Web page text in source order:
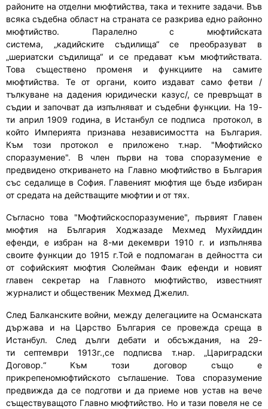
районите на отделни мюфтийства, така итехните задачи. Във
всяка съдебна област на страната се разкрива едно районно
мюфтийство. Паралелно с мюфтийската
система, „кадийските съдилища“ се преобразуват в
„шериатски съдилища“ и се предават към мюфтийствата.
Това съществено променя и функциите на самите
мюфтийства. Те от органи, които издават само фетви /
тълкуване на дадения юридически казус/, се превръщат в
съдии и започват да изпълняват и съдебни функции. На 19-
ти април 1909 година, в Истанбул се подписа протокол, в
който Империята признава независимостта на България.
Към този протокол е приложенот.нар. "Мюфтийско
споразумение". В член първи на това споразумение е
предвидено откриването на Главно мюфтийство в България
със седалище в София. Главеният мюфтия ще бъде избиран
от средата на действащите мюфтии и от тях.
Съгласно това "Мюфтийскоспоразумение", първият Главен
мюфтия на България Ходжазаде Мехмед Мухйиддин
ефенди, е избран на 8-мидекември 1910 г. и изпълнява
своите функции до 1915 г.Той е подпомаган в дейността си
от софийският мюфтия Сюлейман Фаик ефенди и новият
главен секретар на Главното мюфтийство, известният
журналист и общественик Мехмед Джелил.
След Балканските войни, между делегациите на Османската
държава и на Царство България се провежда среща в
Истанбул. След дълги дебатии обсъждания, на 29-
ти септември 1913г.,се подписва т.нар. „Цариградски
Договор.“ Към този договор също е
прикрепеномюфтийското съглашение. Това споразумение
предвижда да се подготви и да приеме нов устав на вече
съществуващото Главно мюфтийство. Но и тази повеля не се